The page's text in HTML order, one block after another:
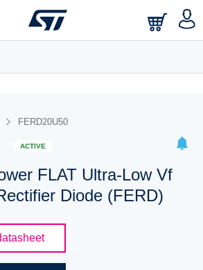
your saved searches.
FERD20U50
ACTIVE
FLAT Ultra-Low Vf
Diode (FERD)